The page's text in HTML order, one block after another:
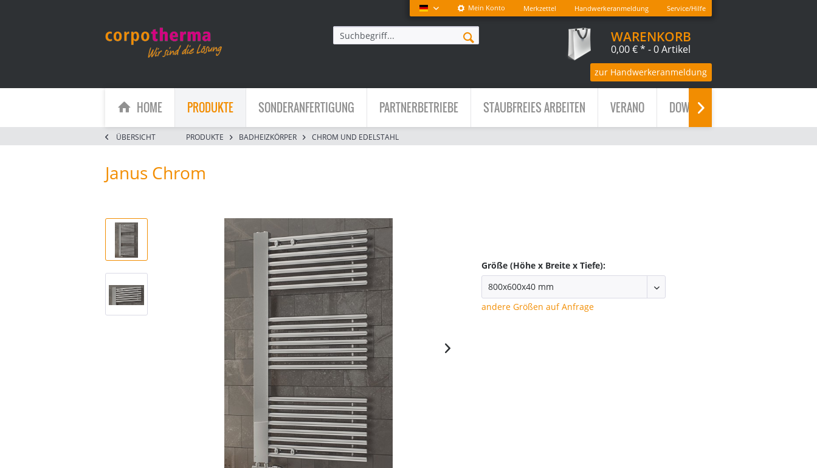
Deutsch Mein Konto Merkzettel Handwerkeranmeldung Service/Hilfe
WARENKORB
0,00 € *- 0 Artikel
zur Handwerkeranmeldung
HOME PRODUKTE SONDERANFERTIGUNG PARTNERBETRIEBE STAUBFREIES ARBEITEN VERANO DOWNLOADS

ÜBERSICHT PRODUKTE BADHEIZKÖRPER CHROM UND EDELSTAHL
Janus Chrom
Größe (Höhe x Breite x Tiefe):
andere Größen auf Anfrage